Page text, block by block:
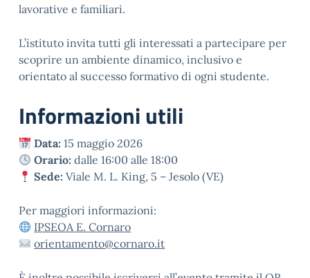
lavorative e familiari.
L’istituto invita tutti gli interessati a partecipare per
scoprire un ambiente dinamico, inclusivo e
orientato al successo formativo di ogni studente.
Informazioni utili
Data: 15 maggio 2026
Orario: dalle 16:00 alle 18:00
Sede: Viale M. L. King, 5 – Jesolo (VE)
Per maggiori informazioni:
IPSEOA E. Cornaro
orientamento@cornaro.it